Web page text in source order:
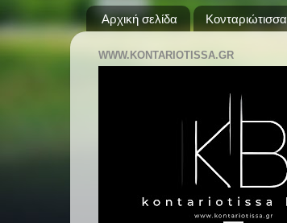
Αρχική σελίδα Κονταριώτισσα
WWW.KONTARIOTISSA.GR